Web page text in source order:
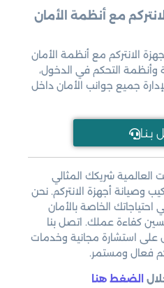
مع أنظمة الأمان
الانتركم مع أنظمة الأمان
وأنظمة التحكم في الدخول،
جميع جوانب الأمان داخل
بـنـا
العالمية شريكك المثالي
وصيانة أجهزة الانتركم. نحن
الخاصة بالأمان
كفاءة عملك. اتصل بنا
على استشارة مجانية وخدمات
فعال ومستمر.
الضغط هنا